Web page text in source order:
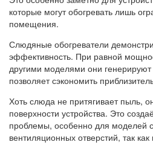
которые могут обогревать лишь
помещения.
Слюдяные обогреватели
эффективность. При равной
другими моделями они
позволяет сэкономить
Хоть слюда не притягивает пыль,
поверхности устройства. Это
проблемы, особенно для моделей
вентиляционных отверстий, так